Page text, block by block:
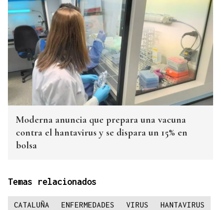
Moderna anuncia que prepara una vacuna
contra el hantavirus y se dispara un 15% en
bolsa
Temas relacionados
CATALUÑA ENFERMEDADES VIRUS HANTAVIRUS